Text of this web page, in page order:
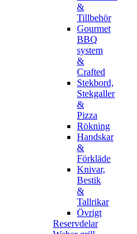
&
Tillbehör
Gourmet
BBQ
system
&
Crafted
Stekbord,
Stekgaller
&
Pizza
Rökning
Handskar
&
Förkläde
Knivar,
Bestik
&
Tallrikar
Övrigt
Reservdelar